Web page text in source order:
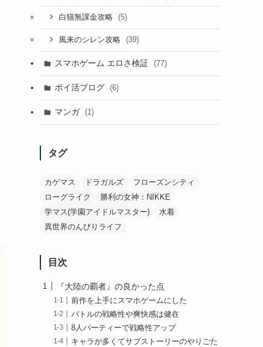
白猫無課金攻略 (5)
風来のシレン攻略 (39)
スマホゲーム エロさ検証 (77)
ポイ活ブログ (6)
マンガ (1)
タグ
カゲマス ドラガルズ
フローズンシティ
ローグライク
勝利の女神：NIKKE
学マス(学園アイドルマスター)
水着
異世界のんびりライフ
目次
『大陸の覇者』の良かった点
前作を上手にスマホゲームにした
バトルの戦略性や爽快感は健在
8人パーティーで戦略性アップ
キャラが多くてサブストーリーのやりごた